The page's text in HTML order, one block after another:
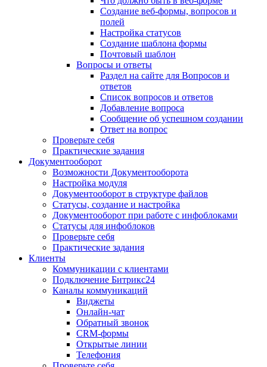
Создание веб-формы, вопросов и
полей
Настройка статусов
Создание шаблона формы
Почтовый шаблон
Вопросы и ответы
Раздел на сайте для Вопросов и
ответов
Список вопросов и ответов
Добавление вопроса
Сообщение об успешном создании
Ответ на вопрос
Проверьте себя
Практические задания
Документооборот
Возможности Документооборота
Настройка модуля
Документооборот в структуре файлов
Статусы, создание и настройка
Документооборот при работе с инфоблоками
Статусы для инфоблоков
Проверьте себя
Практические задания
Клиенты
Коммуникации с клиентами
Подключение Битрикс24
Каналы коммуникаций
Виджеты
Онлайн-чат
Обратный звонок
CRM-формы
Открытые линии
Телефония